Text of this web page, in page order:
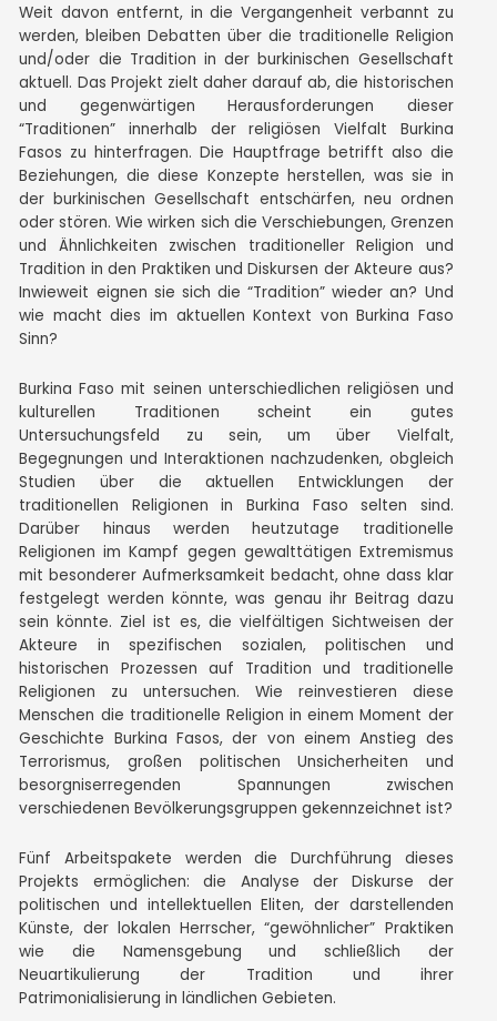
Weit davon entfernt, in die Vergangenheit verbannt zu
werden, bleiben Debatten über die traditionelle Religion
und/oder die Tradition in der burkinischen Gesellschaft
aktuell. Das Projekt zielt daher darauf ab, die historischen
und gegenwärtigen Herausforderungen dieser
“Traditionen” innerhalb der religiösen Vielfalt Burkina
Fasos zu hinterfragen. Die Hauptfrage betrifft also die
Beziehungen, die diese Konzepte herstellen, was sie in
der burkinischen Gesellschaft entschärfen, neu ordnen
oder stören. Wie wirken sich die Verschiebungen, Grenzen
und Ähnlichkeiten zwischen traditioneller Religion und
Tradition in den Praktiken und Diskursen der Akteure aus?
Inwieweit eignen sie sich die “Tradition” wieder an? Und
wie macht dies im aktuellen Kontext von Burkina Faso
Sinn?
Burkina Faso mit seinen unterschiedlichen religiösen und
kulturellen Traditionen scheint ein gutes
Untersuchungsfeld zu sein, um über Vielfalt,
Begegnungen und Interaktionen nachzudenken, obgleich
Studien über die aktuellen Entwicklungen der
traditionellen Religionen in Burkina Faso selten sind.
Darüber hinaus werden heutzutage traditionelle
Religionen im Kampf gegen gewalttätigen Extremismus
mit besonderer Aufmerksamkeit bedacht, ohne dass klar
festgelegt werden könnte, was genau ihr Beitrag dazu
sein könnte. Ziel ist es, die vielfältigen Sichtweisen der
Akteure in spezifischen sozialen, politischen und
historischen Prozessen auf Tradition und traditionelle
Religionen zu untersuchen. Wie reinvestieren diese
Menschen die traditionelle Religion in einem Moment der
Geschichte Burkina Fasos, der von einem Anstieg des
Terrorismus, großen politischen Unsicherheiten und
besorgniserregenden Spannungen zwischen
verschiedenen Bevölkerungsgruppen gekennzeichnet ist?
Fünf Arbeitspakete werden die Durchführung dieses
Projekts ermöglichen: die Analyse der Diskurse der
politischen und intellektuellen Eliten, der darstellenden
Künste, der lokalen Herrscher, “gewöhnlicher” Praktiken
wie die Namensgebung und schließlich der
Neuartikulierung der Tradition und ihrer
Patrimonialisierung in ländlichen Gebieten.